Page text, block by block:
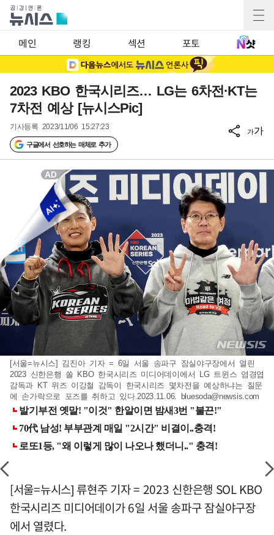
메인 랭킹 섹션 포토
2023 KBO 한국시리즈… LG는 6차전·KT는
7차전 예상 [뉴시스Pic]
기사등록 2023/11/06 15:27:23
구글에서 선호하는 매체로 추가
가가
[서울=뉴시스] 김진아 기자 = 6일 서울 송파구 잠실야구장에서 열린
2023 신한은행 쏠 KBO 한국시리즈 미디어데이에서 LG 트윈스 염경엽
감독과 KT 위즈 이강철 감독이 한국시리즈 몇차전을 예상하냐는 질문
에 손가락으로 포즈를 취하고 있다.2023.11.06. bluesoda@newsis.com
[서울=뉴시스] 류현주 기자 = 2023 신한은행 SOL KBO
한국시리즈 미디어데이가 6일 서울 송파구 잠실야구장
에서 열렸다.